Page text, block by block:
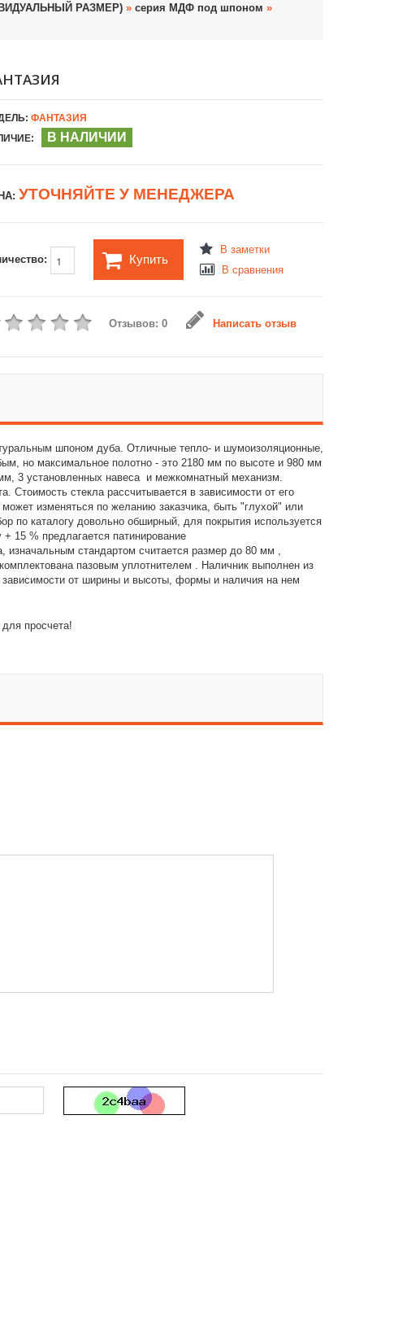
РАЗМЕР) » серия МДФ под шпоном »
ФАНТАЗИЯ
В НАЛИЧИИ
УТОЧНЯЙТЕ У МЕНЕДЖЕРА
Купить
В заметки
В сравнения
Отзывов: 0 Написать отзыв
шпоном дуба. Отличные тепло- и шумоизоляционные,
но максимальное полотно - это 2180 мм по высоте и 980 мм
3 установленных навеса и межкомнатный механизм.
Стоимость стекла рассчитывается в зависимости от его
изменяться по желанию заказчика, быть "глухой" или
по каталогу довольно обширный, для покрытия используется
15 % предлагается патинирование
стандартом считается размер до 80 мм ,
пазовым уплотнителем . Наличник выполнен из
от ширины и высоты, формы и наличия на нем
просчета!